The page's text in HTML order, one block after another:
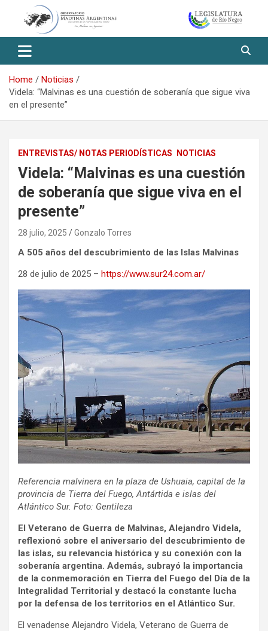
Observatorio Malvinas – Río
Negro
Home
Noticias
Videla: “Malvinas es una cuestión de soberanía que sigue viva
en el presente”
ENTREVISTAS/ NOTAS PERIODÍSTICAS NOTICIAS
Videla: “Malvinas es una cuestión
de soberanía que sigue viva en el
presente”
28 julio, 2025 Gonzalo Torres
A 505 años del descubrimiento de las Islas Malvinas
28 de julio de 2025 – https://www.sur24.com.ar/
Referencia malvinera en la plaza de Ushuaia, capital de la
provincia de Tierra del Fuego, Antártida e islas del
Atlántico Sur. Foto: Gentileza
El Veterano de Guerra de Malvinas, Alejandro Videla,
reflexionó sobre el aniversario del descubrimiento de
las islas, su relevancia histórica y su conexión con la
soberanía argentina. Además, subrayó la importancia
de la conmemoración en Tierra del Fuego del Día de la
Integralidad Territorial y destacó la constante lucha
por la defensa de los territorios en el Atlántico Sur.
El venadense Alejandro Videla, Veterano de Guerra de